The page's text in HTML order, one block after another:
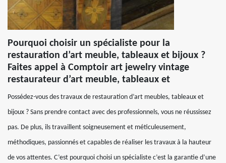
Pourquoi choisir un spécialiste pour la
restauration d’art meuble, tableaux et bijoux ?
Faites appel à Comptoir art jewelry vintage
restaurateur d’art meuble, tableaux et
Possédez-vous des travaux de restauration d’art meubles, tableaux et
bijoux ? Sans prendre contact avec des professionnels, vous ne réussissez
pas. De plus, ils travaillent soigneusement et méticuleusement,
méthodiques, passionnés et capables de réaliser les travaux à la hauteur
de vos attentes. C’est pourquoi choisi un spécialiste c’est la garantie d’une